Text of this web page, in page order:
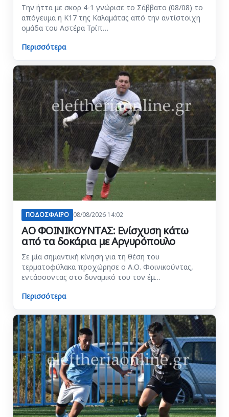
Την ήττα με σκορ 4-1 γνώρισε το Σάββατο (08/08) το
απόγευμα η Κ17 της Καλαμάτας από την αντίστοιχη
ομάδα του Αστέρα Τρίπ…
Περισσότερα
ΠΟΔΟΣΦΑΙΡΟ 08/08/2026 14:02
ΑΟ ΦΟΙΝΙΚΟΥΝΤΑΣ: Ενίσχυση κάτω
από τα δοκάρια με Αργυρόπουλο
Σε μία σημαντική κίνηση για τη θέση του
τερματοφύλακα προχώρησε ο Α.Ο. Φοινικούντας,
εντάσσοντας στο δυναμικό του τον έμ…
Περισσότερα